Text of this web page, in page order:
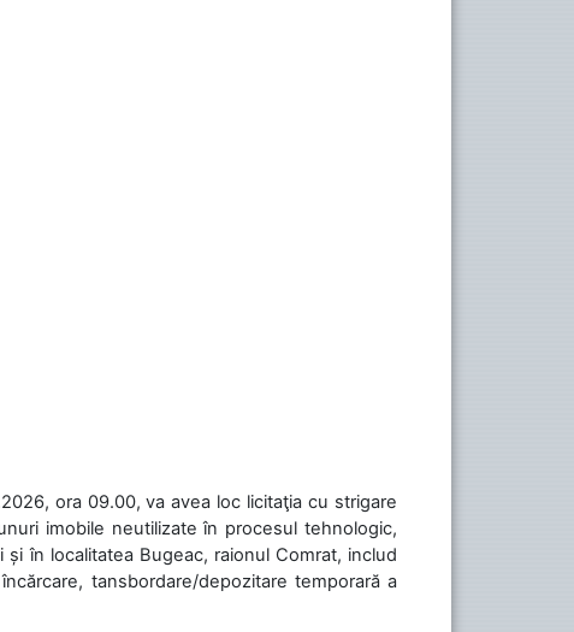
ora 09.00, va avea loc licitaţia cu strigare
imobile neutilizate în procesul tehnologic,
în localitatea Bugeac, raionul Comrat, includ
tansbordare/depozitare temporară a